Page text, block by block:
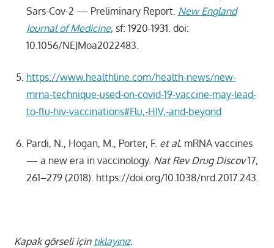
Sars-Cov-2 — Preliminary Report. NewEngland
Journal of Medicine, sf: 1920-1931. doi:
10.1056/NEJMoa2022483.
https://www.healthline.com/health-news/new-
mrna-technique-used-on-covid-19-vaccine-may-lead-
to-flu-hiv-vaccinations#Flu,-HIV,-and-beyond
Pardi, N., Hogan, M., Porter, F. et al. mRNA vaccines
— a new era in vaccinology. Nat Rev Drug Discov17,
261–279 (2018). https://doi.org/10.1038/nrd.2017.243.
Kapak görseli için tıklayınız.